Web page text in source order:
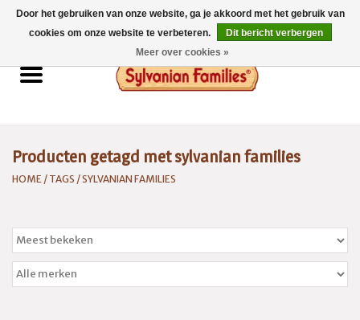
0 Artikelen - €0,00
Home
Catalogus 2026
Producten getagd met sylvanian families
HOME / TAGS /SYLVANIAN FAMILIES
Door het gebruiken van onze website, ga je akkoord met het gebruik van
cookies om onze website te verbeteren.
Dit bericht verbergen
Meer over cookies »